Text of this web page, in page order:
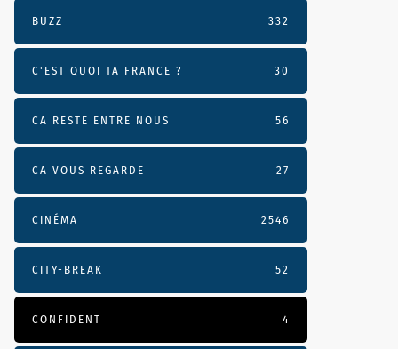
BUZZ 332
C'EST QUOI TA FRANCE ? 30
CA RESTE ENTRE NOUS 56
CA VOUS REGARDE 27
CINÉMA 2546
CITY-BREAK 52
CONFIDENT 4